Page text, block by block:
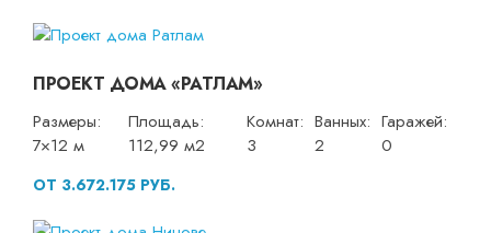
ПРОЕКТ ДОМА «РАТЛАМ»
Размеры:
7×12 м
Площадь:
112,99 м2
Комнат:
3
Ванных:
2
Гаражей:
0
ОТ 3.672.175 РУБ.